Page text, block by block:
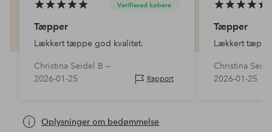
Verifierad købere
Tæpper
Lækkert tæppe god kvalitet.
Christina Seidel B —
2026-01-25
Rapport
Tæpper
Lækkert
Christina
2026-01-25
Oplysninger om bedømmelse